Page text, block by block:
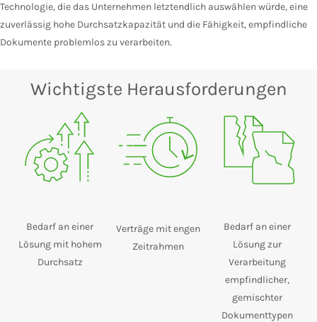
Technologie, die das Unternehmen letztendlich auswählen würde, eine
zuverlässig hohe Durchsatzkapazität und die Fähigkeit, empfindliche
Dokumente problemlos zu verarbeiten.
Wichtigste Herausforderungen
Bedarf an einer
Lösung mit hohem
Durchsatz
Verträge mit engen
Zeitrahmen
Bedarf an einer
Lösung zur
Verarbeitung
empfindlicher,
gemischter
Dokumenttypen